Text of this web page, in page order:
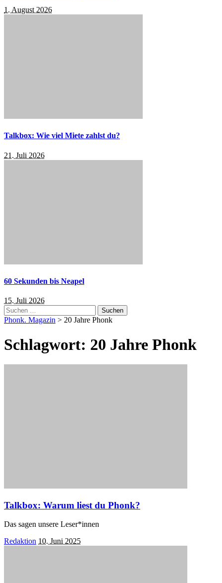
1. August 2026
Talkbox: Wie viel Miete zahlst du?
21. Juli 2026
60 Sekunden bis Neapel
15. Juli 2026
Suchen
nach:
Phonk. Magazin > 20 Jahre Phonk
Schlagwort: 20 Jahre Phonk
Talkbox: Warum liest du Phonk?
Das sagen unsere Leser*innen
Posted
Redaktion 10. Juni 2025